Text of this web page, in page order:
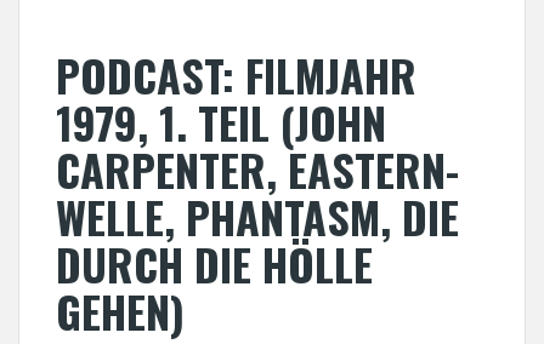
PODCAST: FILMJAHR
1979, 1. TEIL (JOHN
CARPENTER, EASTERN-
WELLE, PHANTASM, DIE
DURCH DIE HÖLLE
GEHEN)